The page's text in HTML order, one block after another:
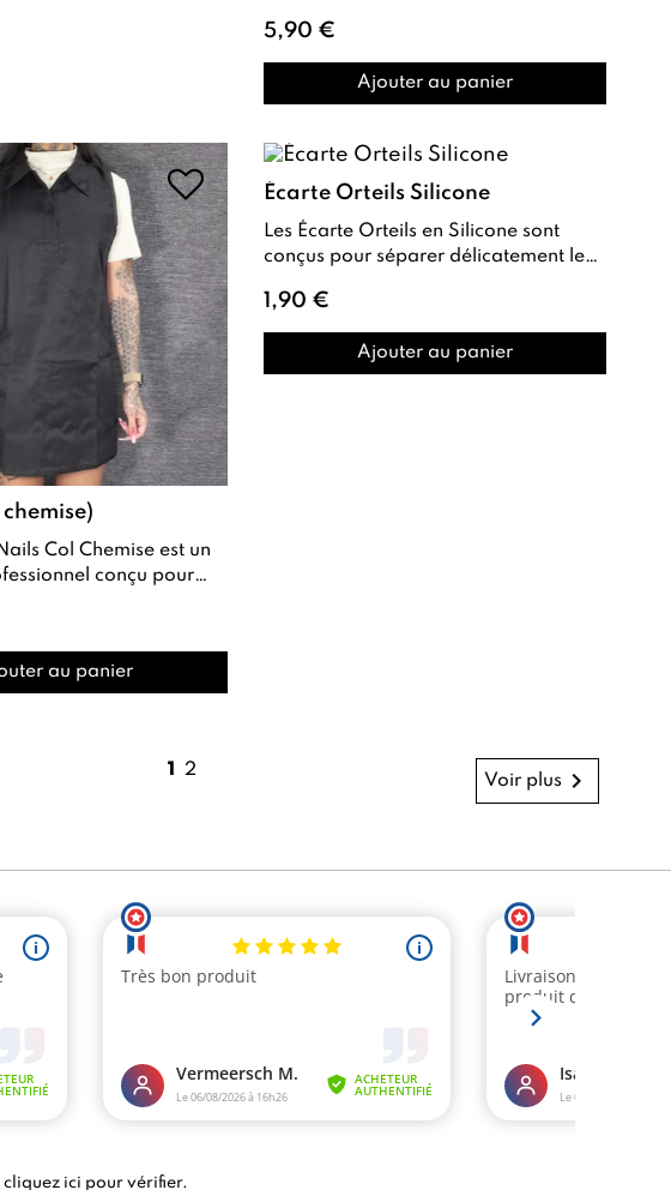
pour l...
5,90 €
Ajouter au panier
conçu pour
au panier
Écarte Orteils Silicone
Les Écarte Orteils en Silicone sont
conçus pour séparer délicatement les
de...
1,90 €
Ajouter au panier
12
Voir plus 
cliquez ici pour vérifier.